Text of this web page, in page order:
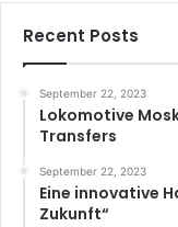
Recent Posts
September 22, 2023
Lokomotive
Transfers
September 22, 2023
Eine innovative
Zukunft“